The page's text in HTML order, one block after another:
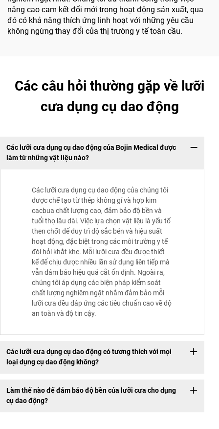
nâng cao cam kết đổi mới trong hoạt động sản xuất, qua
đó có khả năng thích ứng linh hoạt với những yêu cầu
không ngừng thay đổi của thị trường y tế toàn cầu.
Các câu hỏi thường gặp về lưỡi
cưa dụng cụ dao động
Các lưỡi cưa dụng cụ dao động của Bojin Medical được
làm từ những vật liệu nào?
Các lưỡi cưa dụng cụ dao động của chúng tôi
được chế tạo từ thép không gỉ và hợp kim
cacbua chất lượng cao, đảm bảo độ bền và
tuổi thọ lâu dài. Việc lựa chọn vật liệu là yếu tố
then chốt để duy trì độ sắc bén và hiệu suất
hoạt động, đặc biệt trong các môi trường y tế
đòi hỏi khắt khe. Mỗi lưỡi cưa đều được thiết
kế để chịu được nhiều lần sử dụng liên tiếp mà
vẫn đảm bảo hiệu quả cắt ổn định. Ngoài ra,
chúng tôi áp dụng các biện pháp kiểm soát
chất lượng nghiêm ngặt nhằm đảm bảo mỗi
lưỡi cưa đều đáp ứng các tiêu chuẩn cao về độ
an toàn và độ tin cậy.
Các lưỡi cưa dụng cụ dao động có tương thích với mọi
loại dụng cụ dao động không?
Làm thế nào để đảm bảo độ bền của lưỡi cưa cho dụng
cụ dao động?